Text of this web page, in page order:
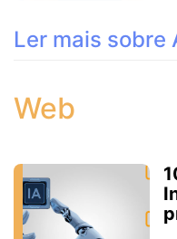
Ler mais
Web